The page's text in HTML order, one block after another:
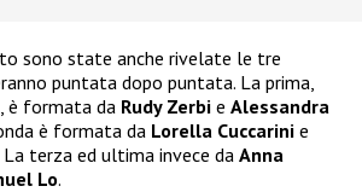
sono state anche rivelate le tre
puntata dopo puntata. La prima,
è formata da Rudy Zerbi e Alessandra
è formata da Lorella Cuccarini e
La terza ed ultima invece da Anna
Lo.